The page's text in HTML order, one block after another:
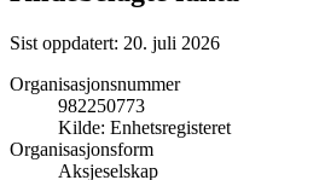
Sist oppdatert: 20. juli 2026
Organisasjonsnummer
982250773
Kilde: Enhetsregisteret
Organisasjonsform
Aksjeselskap